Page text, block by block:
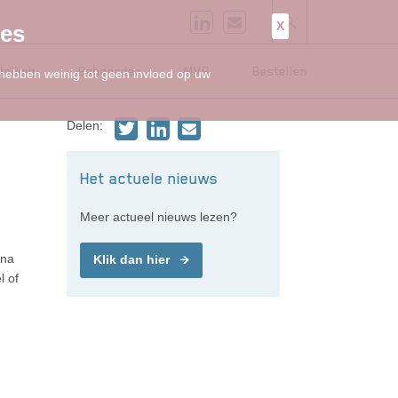
Beheerder MVB
weinig tot geen invloed op uw
X
of
Delen:
Het actuele nieuws
Meer actueel nieuws lezen?
Klik dan hier